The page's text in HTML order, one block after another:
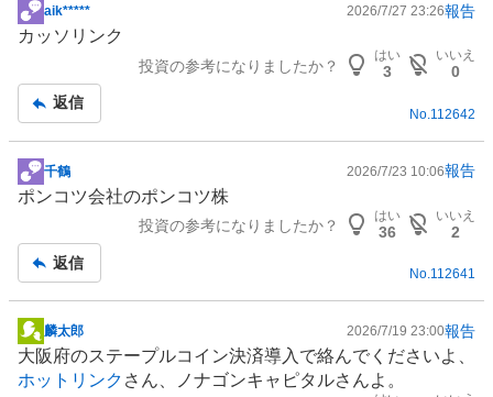
掲
示
事
aik***** 2026/7/27 23:26報告
カッソリンク
投資の参考になりましたか？
はい
3
いいえ
0
返信
No. 112642
掲
示
事
千鶴 2026/7/23 10:06報告
ポンコツ会社のポンコツ株
投資の参考になりましたか？
はい
36
いいえ
2
返信
No.112641
掲
示
板
麟太郎 2026/7/19 23:00報告
大阪府のステープルコイン決済導入で絡んでくださいよ、
ホットリンク さん、ノナゴンキャピタルさんよ。